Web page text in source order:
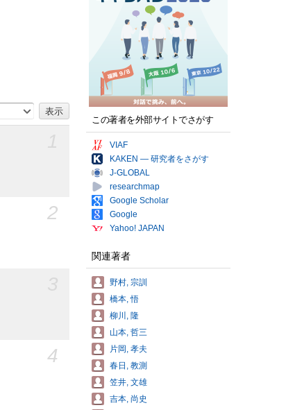
2
4
この著者を外部サイトでさがす
VIAF
KAKEN — 研究者をさがす
J-GLOBAL
researchmap
Google Scholar
Google
Yahoo! JAPAN
関連著者
野村, 宗訓
橋本, 悟
柳川, 隆
山本, 哲三
片岡, 孝夫
春日, 教測
笠井, 文雄
吉本, 尚史